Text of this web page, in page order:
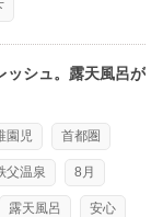
ッシュ。露天風呂が
園児 首都圏
父温泉 8月
露天風呂 安心